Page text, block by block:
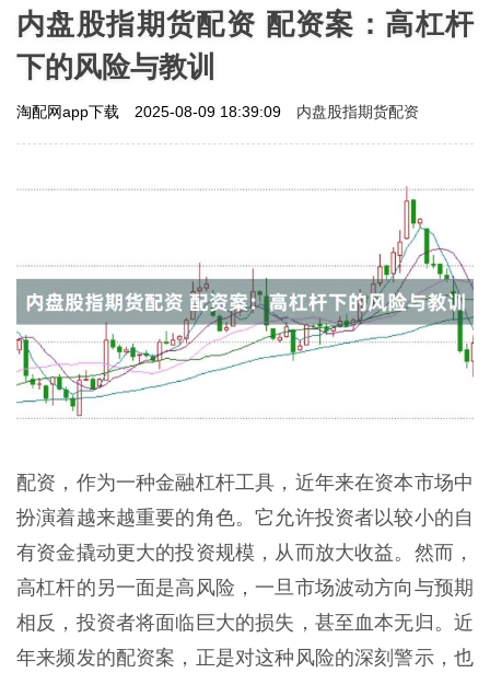
内盘股指期货配资 配资案：高杠杆
下的风险与教训
淘配网app下载 2025-08-09 18:39:09 内盘股指期货配资
配资，作为一种金融杠杆工具，近年来在资本市场中
扮演着越来越重要的角色。它允许投资者以较小的自
有资金撬动更大的投资规模，从而放大收益。然而，
高杠杆的另一面是高风险，一旦市场波动方向与预期
相反，投资者将面临巨大的损失，甚至血本无归。近
年来频发的配资案，正是对这种风险的深刻警示，也